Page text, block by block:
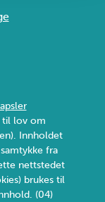
til lov om
Innholdet
fra
nettstedet
brukes til
(04)